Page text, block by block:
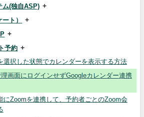
ム(独自ASP)
ト）
予約
選択した状態でカレンダーを表示する方法
画面にログインせずGoogleカレンダー連携
にZoomを連携して、予約者ごとのZoom会